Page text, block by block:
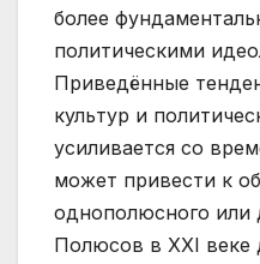
более
политическими
Приведённые
культур и
усиливается со
может привести к
однополюсного или
Полюсов в ХХI веке